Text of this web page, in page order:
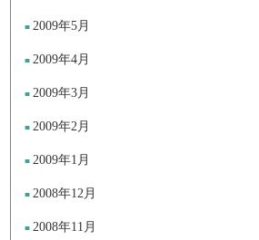
2009年5月
2009年4月
2009年3月
2009年2月
2009年1月
2008年12月
2008年11月